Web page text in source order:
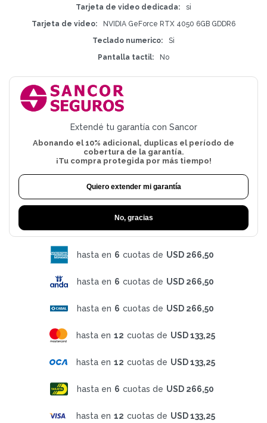
Tarjeta de video dedicada
si
Tarjeta de video
NVIDIA GeForce RTX 4050 6GB GDDR6
Teclado numerico
Si
Pantalla tactil
No
Extendé tu garantía con Sancor
Abonando el 10% adicional, duplicas el período de
cobertura de la garantía.
¡Tu compra protegida por más tiempo!
Quiero extender mi garantía
No, gracias
hasta en 6 cuotas de USD 266,50
hasta en 6 cuotas de USD 266,50
hasta en 6 cuotas de USD 266,50
hasta en 12 cuotas de USD 133,25
hasta en 12 cuotas de USD 133,25
hasta en 6 cuotas de USD 266,50
hasta en 12 cuotas de USD 133,25